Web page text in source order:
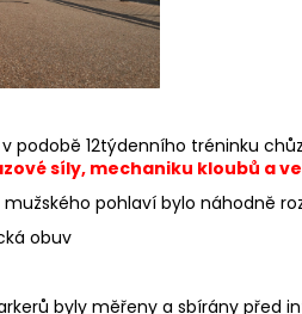
podobě 12týdenního tréninku
síly, mechaniku kloubů a
pohlaví bylo náhodně
obuv
byly měřeny a sbírány před
BĚŽECKÉ TRIKO
809 Kč
Původně: